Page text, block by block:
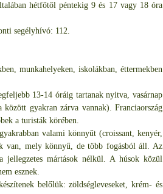
hétfőtől péntekig 9 és 17 vagy 18 óra
segélyhívó: 112.
munkahelyeken, iskolákban, éttermekben
13-14 óráig tartanak nyitva, vasárnap
gyakran zárva vannak). Franciaország
a turisták körében.
valami könnyűt (croissant, kenyér,
van, mely könnyű, de több fogásból áll. Az
mártások nélkül. A húsok közül
esznek.
belőlük: zöldségleveseket, krém- és